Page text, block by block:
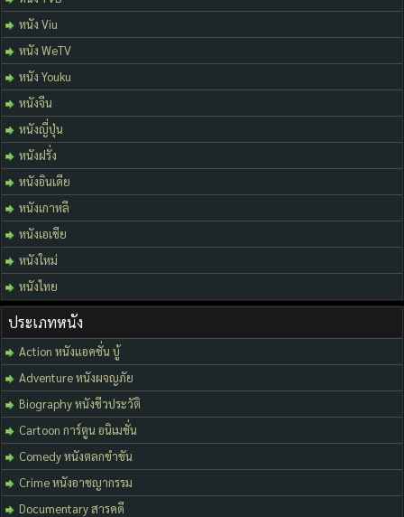
หนัง Viu
หนัง WeTV
หนัง Youku
หนังจีน
หนังญี่ปุ่น
หนังฝรั่ง
หนังอินเดีย
หนังเกาหลี
หนังเอเชีย
หนังใหม่
หนังไทย
ประเภทหนัง
Action หนังแอคชั่น บู้
Adventure หนังผจญภัย
Biography หนังชีวประวัติ
Cartoon การ์ตูน อนิเมชั่น
Comedy หนังตลกขำขัน
Crime หนังอาชญากรรม
Documentary สารคดี